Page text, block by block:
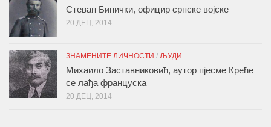
Стеван Бинички, официр српске војске
20 ДЕЦ, 2014
ЗНАМЕНИТЕ ЛИЧНОСТИ / ЉУДИ
Михаило Заставниковић, аутор пјесме Креће
се лађа француска
20 ДЕЦ, 2014